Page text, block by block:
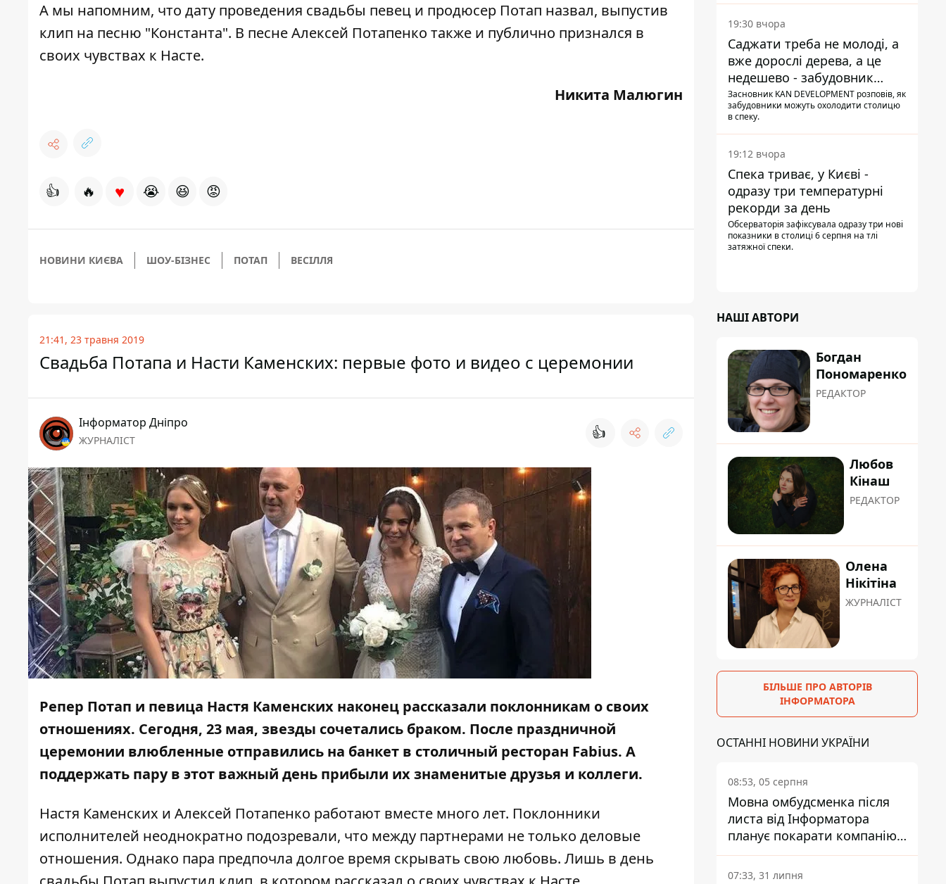
А мы напомним, что дату проведения свадьбы певец и продюсер Потап назвал, выпустив
клип на песню "Константа". В песне Алексей Потапенко также и публично признался в
своих чувствах к Насте.
Никита Малюгин
👍 🔥 ♥ 😭 😆 😡
НОВИНИ КИЄВА ШОУ-БІЗНЕС ПОТАП ВЕСІЛЛЯ
21:41, 23 травня 2019
Свадьба Потапа и Насти Каменских: первые фото и видео с церемонии
Інформатор Дніпро
ЖУРНАЛІСТ 👍
Репер Потап и певица Настя Каменских наконец рассказали поклонникам о своих
отношениях. Сегодня, 23 мая, звезды сочетались браком. После праздничной
церемонии влюбленные отправились на банкет в столичный ресторан Fabius. А
поддержать пару в этот важный день прибыли их знаменитые друзья и коллеги.
Настя Каменских и Алексей Потапенко работают вместе много лет. Поклонники
исполнителей неоднократно подозревали, что между партнерами не только деловые
отношения. Однако пара предпочла долгое время скрывать свою любовь. Лишь в день
19:30 вчора
Саджати треба не молоді, а
вже дорослі дерева, а це
недешево - забудовник
Ніконов
Засновник KAN DEVELOPMENT розповів, як
забудовники можуть охолодити столицю
в спеку.
19:12 вчора
Спека триває, у Києві -
одразу три температурні
рекорди за день
Обсерваторія зафіксувала одразу три нові
показники в столиці 6 серпня на тлі
затяжної спеки.
НАШІ АВТОРИ
Богдан
Пономаренко
РЕДАКТОР
Любов
Кінаш
РЕДАКТОР
Олена
Нікітіна
ЖУРНАЛІСТ
БІЛЬШЕ ПРО АВТОРІВ
ІНФОРМАТОРА
ОСТАННІ НОВИНИ УКРАЇНИ
08:53, 05 серпня
Мовна омбудсменка після
листа від Інформатора
планує покарати компанію-
підрядника ПриватБанку
07:33, 31 липня